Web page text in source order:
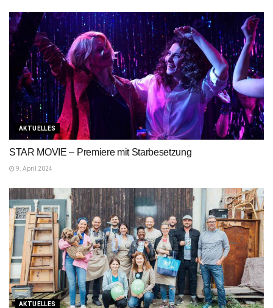
AKTUELLES
STAR MOVIE – Premiere mit Starbesetzung
9. April 2024
AKTUELLES